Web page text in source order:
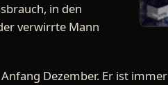
in den
verwirrte Mann
Dezember. Er ist